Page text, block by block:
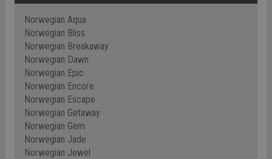
Norwegian Aqua
Norwegian Bliss
Norwegian Breakaway
Norwegian Dawn
Norwegian Epic
Norwegian Encore
Norwegian Escape
Norwegian Getaway
Norwegian Gem
Norwegian Jade
Norwegian Jewel